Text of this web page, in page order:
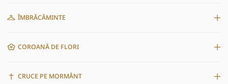
ÎMBRĂCĂMINTE
COROANĂ DE FLORI
CRUCE PE MORMÂNT